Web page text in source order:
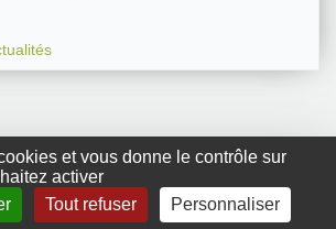
et vous donne le contrôle sur
activer
Tout refuser Personnaliser
GRDR Copyright
Plan du site|Mentions légales|Contact